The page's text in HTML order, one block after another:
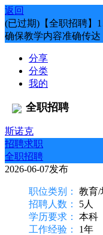
返回
(已过期)【全职招聘】
确保教学内容准确传
分享
分类
我的
全职招聘
斯诺克
招聘求职
全职招聘
2026-06-07发布
职位类别：
教育/
招聘人数：
5人
学历要求：
本科
工作经验：
1年